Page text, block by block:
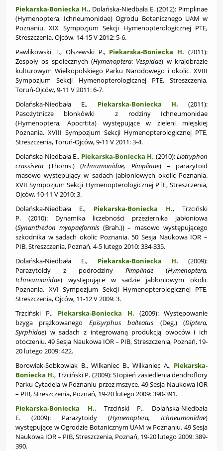
Piekarska-Boniecka H., Dolańska-Niedbała E. (2012): Pimplinae
(Hymenoptera, Ichneumonidae) Ogrodu Botanicznego UAM w
Poznaniu. XIX Sympozjum Sekcji Hymenopterologicznej PTE,
Streszczenia, Ojców, 14-15 V 2012: 5-6.
Pawlikowski T., Olszewski P., Piekarska-Boniecka H. (2011):
Zespoły os społecznych (Hymenoptera: Vespidae) w krajobrazie
kulturowym Wielkopolskiego Parku Narodowego i okolic. XVIII
Sympozjum Sekcji Hymenopterologicznej PTE, Streszczenia,
Toruń-Ojców, 9-11 V 2011: 6-7.
Dolańska-Niedbała E.,
Piekarska-Boniecka H.
(2011):
Pasożytnicze błonkówki z rodziny Ichneumonidae
(Hymenoptera, Apocrtita) występujące w zieleni miejskiej
Poznania. XVIII Sympozjum Sekcji Hymenopterologicznej PTE,
Streszczenia, Toruń-Ojców, 9-11 V 2011: 3-4.
Dolańska-Niedbała E., Piekarska-Boniecka H. (2010):Liotryphon
crassiseta(Thoms.) (Ichnumonidae, Pimplinae) – parazytoid
masowo występujący w sadach jabłoniowych okolic Poznania.
XVII Sympozjum Sekcji Hymenopterologicznej PTE, Streszczenia,
Ojców, 10-11 V 2010: 3.
Dolańska-Niedbała E.,
Piekarska-Boniecka H., Trzciński
P. (2010): Dynamika liczebności przeziernika jabłoniowa
(Synanthedon myopaeformis (Brah.)) – masowo występującego
szkodnika w sadach okolic Poznania. 50 Sesja Naukowa IOR –
PIB, Streszczenia, Poznań, 4-5 lutego 2010: 334-335.
Dolańska-Niedbała E.,
Piekarska-Boniecka H.
(2009):
Parazytoidy z podrodziny Pimplinae (Hymenoptera,
Ichneumonidae) występujące w sadzie jabłoniowym okolic
Poznania. XVI Sympozjum Sekcji Hymenopterologicznej PTE,
Streszczenia, Ojców, 11-12 V 2009: 3.
Trzciński P.,
Piekarska-Boniecka H.
(2009): Występowanie
bzyga prążkowanego Episyrphus balteatus (Deg.) (Diptera,
Syrphidae) w sadach z integrowaną produkcją owoców i ich
otoczeniu. 49 Sesja Naukowa IOR – PIB, Streszczenia, Poznań, 19-
20 lutego 2009: 422.
Borowiak-Sobkowiak B., Wilkaniec B., Wilkaniec A., Piekarska-
Boniecka H., Trzciński P. (2009): Stopień zasiedlenia dendroflory
Parku Cytadela w Poznaniu przez mszyce. 49 Sesja Naukowa IOR
– PIB, Streszczenia, Poznań, 19-20 lutego 2009: 390-391.
Piekarska-Boniecka H., Trzciński P., Dolańska-Niedbała
E. (2009): Parazytoidy (Hymenoptera, Ichneumonidae)
występujące w Ogrodzie Botanicznym UAM w Poznaniu. 49 Sesja
Naukowa IOR – PIB, Streszczenia, Poznań, 19-20 lutego 2009: 389-
390.